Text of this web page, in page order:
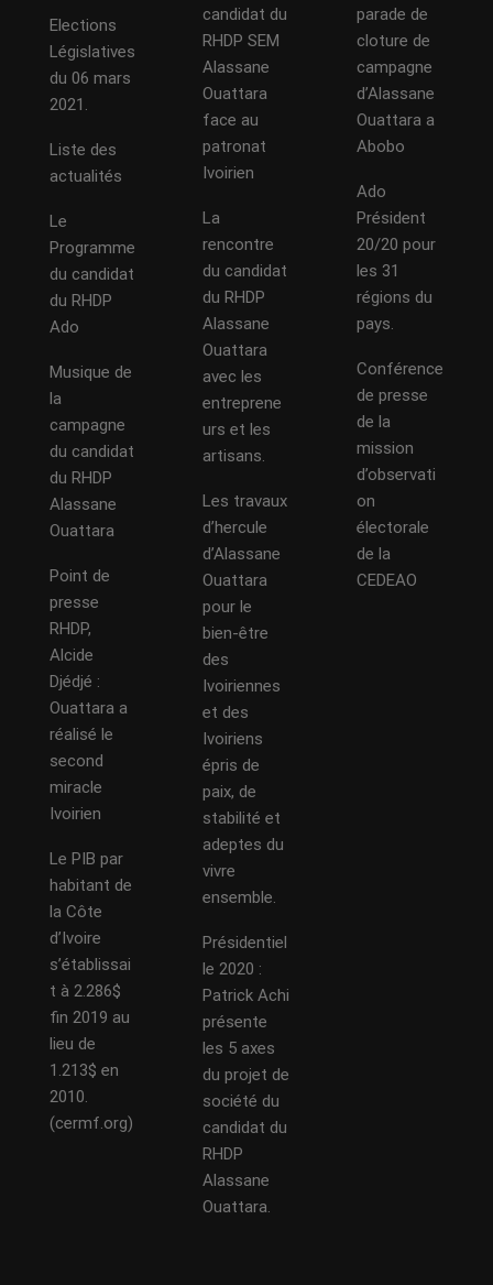
Elections
Législatives
du 06 mars
2021.
Liste des
actualités
Le
Programme
du candidat
du RHDP
Ado
Musique de
la
campagne
du candidat
du RHDP
Alassane
Ouattara
Point de
presse
RHDP,
Alcide
Djédjé :
Ouattara a
réalisé le
second
miracle
Ivoirien
Le PIB par
habitant de
la Côte
d’Ivoire
s’établissai
t à 2.286$
fin 2019 au
lieu de
1.213$ en
2010.
(cermf.org)
candidat du
RHDP SEM
Alassane
Ouattara
face au
patronat
Ivoirien
La
rencontre
du candidat
du RHDP
Alassane
Ouattara
avec les
entreprene
urs et les
artisans.
Les travaux
d’hercule
d’Alassane
Ouattara
pour le
bien-être
des
Ivoiriennes
et des
Ivoiriens
épris de
paix, de
stabilité et
adeptes du
vivre
ensemble.
Présidentiel
le 2020 :
Patrick Achi
présente
les 5 axes
du projet de
société du
candidat du
RHDP
Alassane
Ouattara.
parade de
cloture de
campagne
d’Alassane
Ouattara a
Abobo
Ado
Président
20/20 pour
les 31
régions du
pays.
Conférence
de presse
de la
mission
d’observati
on
électorale
de la
CEDEAO